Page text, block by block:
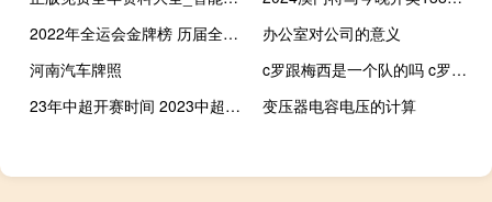
2022年全运会金牌榜 历届全运会各省金牌榜
办公室对公司的意义
河南汽车牌照
c罗跟梅西是一个队的吗 c罗梅西带领地方队大胜
23年中超开赛时间 2023中超门票网上订票
变压器电容电压的计算